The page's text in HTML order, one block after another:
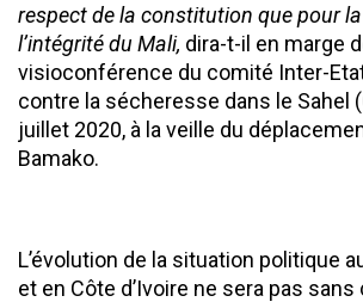
respect de la constitution que pour
l’intégrité du Mali, dira-t-il en marge
visioconférence du comité Inter-
contre la sécheresse dans le Sahel
juillet 2020, à la veille du
Bamako.
L’évolution de la situation politique
et en Côte d’Ivoire ne sera pas